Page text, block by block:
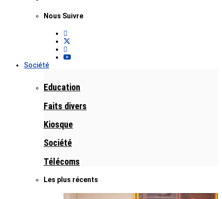
Nous Suivre
Société
Education
Faits divers
Kiosque
Société
Télécoms
Les plus récents